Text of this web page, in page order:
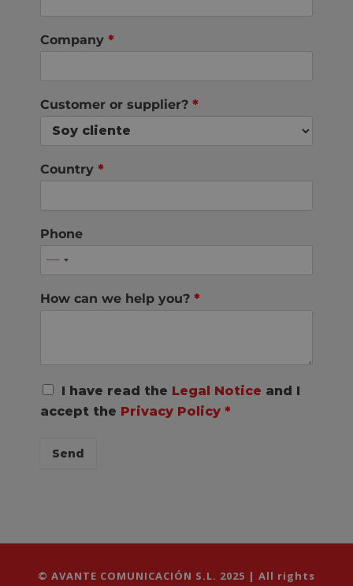
Company *
Customer or supplier? *
Country *
Phone
How can we help you? *
R
P
t
I have read the Legal Notice and I
accept the Privacy Policy *
Send
© AVANTE COMUNICACIÓN S.L. 2025 | All rights